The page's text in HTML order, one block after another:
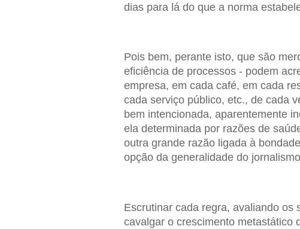
dias para lá do que a norma
Pois bem, perante isto, que são
eficiência de processos - podem
empresa, em cada café, em cada
cada serviço público, etc., de cada
bem intencionada, aparentemente
ela determinada por razões de
outra grande razão ligada à
opção da generalidade do
Escrutinar cada regra, avaliando os
cavalgar o crescimento metastático